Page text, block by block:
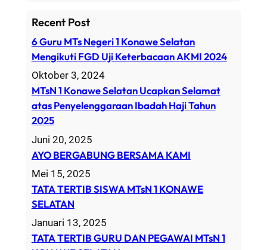
a
c
h
Recent Post
6 Guru MTs Negeri 1 Konawe Selatan
Mengikuti FGD Uji Keterbacaan AKMI 2024
Oktober 3, 2024
MTsN 1 Konawe Selatan Ucapkan Selamat
atas Penyelenggaraan Ibadah Haji Tahun
2025
Juni 20, 2025
AYO BERGABUNG BERSAMA KAMI
Mei 15, 2025
TATA TERTIB SISWA MTsN 1 KONAWE
SELATAN
Januari 13, 2025
TATA TERTIB GURU DAN PEGAWAI MTsN 1